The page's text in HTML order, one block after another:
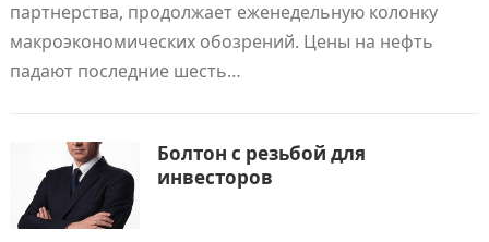
партнерства, продолжает еженедельную колонку
макроэкономических обозрений. Цены на нефть
падают последние шесть…
Болтон с резьбой для
инвесторов